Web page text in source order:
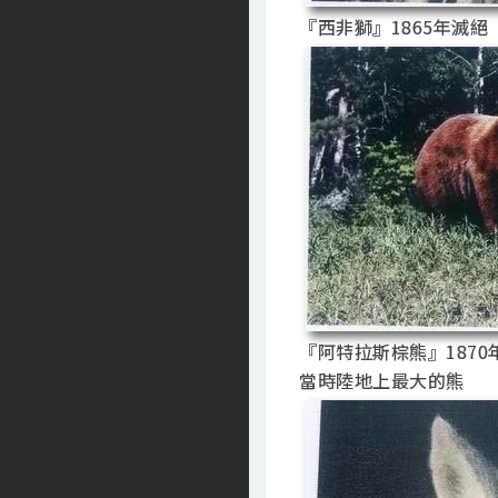
『西非獅』1865年滅絕
『阿特拉斯棕熊』1870
當時陸地上最大的熊